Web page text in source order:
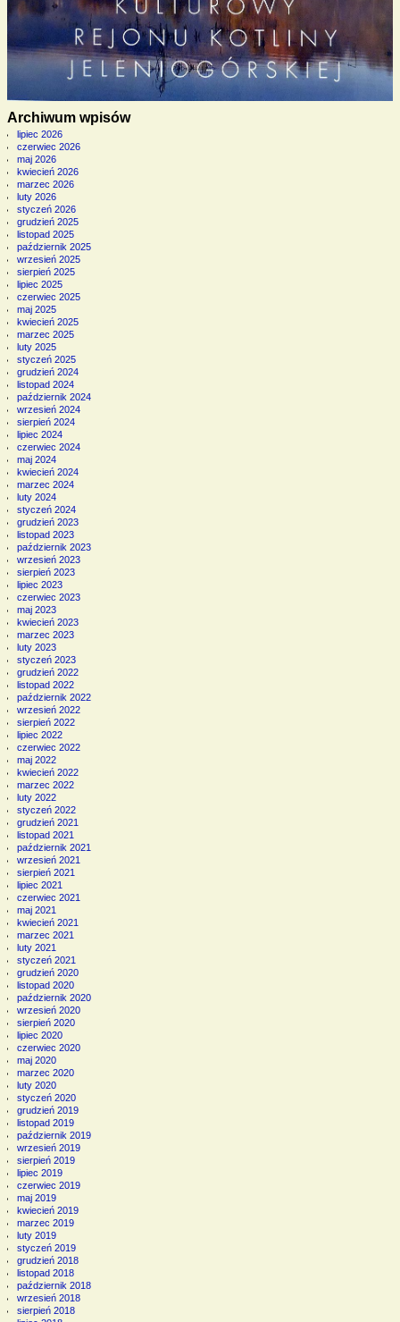
Archiwum wpisów
lipiec 2026
czerwiec 2026
maj 2026
kwiecień 2026
marzec 2026
luty 2026
styczeń 2026
grudzień 2025
listopad 2025
październik 2025
wrzesień 2025
sierpień 2025
lipiec 2025
czerwiec 2025
maj 2025
kwiecień 2025
marzec 2025
luty 2025
styczeń 2025
grudzień 2024
listopad 2024
październik 2024
wrzesień 2024
sierpień 2024
lipiec 2024
czerwiec 2024
maj 2024
kwiecień 2024
marzec 2024
luty 2024
styczeń 2024
grudzień 2023
listopad 2023
październik 2023
wrzesień 2023
sierpień 2023
lipiec 2023
czerwiec 2023
maj 2023
kwiecień 2023
marzec 2023
luty 2023
styczeń 2023
grudzień 2022
listopad 2022
październik 2022
wrzesień 2022
sierpień 2022
lipiec 2022
czerwiec 2022
maj 2022
kwiecień 2022
marzec 2022
luty 2022
styczeń 2022
grudzień 2021
listopad 2021
październik 2021
wrzesień 2021
sierpień 2021
lipiec 2021
czerwiec 2021
maj 2021
kwiecień 2021
marzec 2021
luty 2021
styczeń 2021
grudzień 2020
listopad 2020
październik 2020
wrzesień 2020
sierpień 2020
lipiec 2020
czerwiec 2020
maj 2020
marzec 2020
luty 2020
styczeń 2020
grudzień 2019
listopad 2019
październik 2019
wrzesień 2019
sierpień 2019
lipiec 2019
czerwiec 2019
maj 2019
kwiecień 2019
marzec 2019
luty 2019
styczeń 2019
grudzień 2018
listopad 2018
październik 2018
wrzesień 2018
sierpień 2018